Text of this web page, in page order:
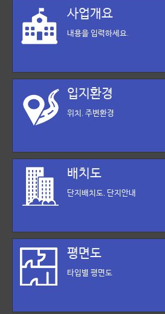
사업개요
내용을 입력하세요.
입지환경
위치, 주변환경
배치도
단지배치도, 단지안내
평면도
타입별 평면도